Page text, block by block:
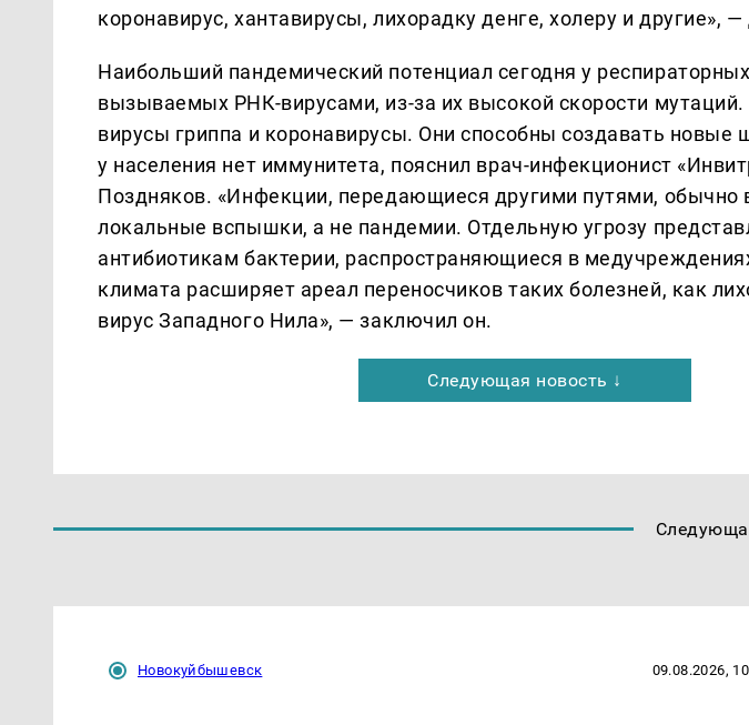
коронавирус, хантавирусы, лихорадку денге, холеру и другие»,
Наибольший пандемический потенциал сегодня у
вызываемых РНК-вирусами, из-за их высокой скорости мутаций.
вирусы гриппа и коронавирусы. Они способны создавать
у населения нет иммунитета, пояснил врач-инфекционист
Поздняков. «Инфекции, передающиеся другими путями,
локальные вспышки, а не пандемии. Отдельную угрозу
антибиотикам бактерии, распространяющиеся в
климата расширяет ареал переносчиков таких болезней, как
вирус Западного Нила», — заключил он.
Следующая новость ↓
Новокуйбышевск 09.08.2026,